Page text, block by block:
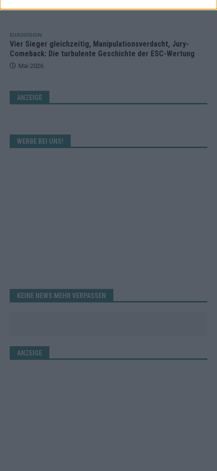
EUROVISION
Vier Sieger gleichzeitig, Manipulationsverdacht, Jury-
Comeback: Die turbulente Geschichte der ESC-Wertung
Mai 2026
ANZEIGE
WERBE BEI UNS!
KEINE NEWS MEHR VERPASSEN
ANZEIGE